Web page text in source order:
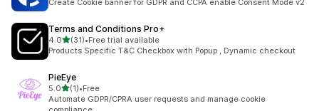
Create Cookie banner for GDPR and CCPA enable Consent Mode v2
Terms and Conditions Pro+
4.05つ星中
(31)
合計レビュー数：31件
•Free trial available
Products Specific T&C Checkbox with Popup , Dynamic checkout
PieEye
5.05つ星中
(1)
合計レビュー数：1件
•Free
Automate GDPR/CPRA user requests and manage cookie